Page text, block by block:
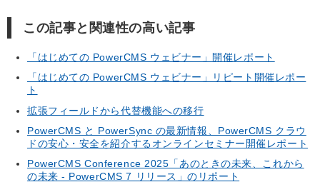
この記事と関連性の高い記事
「はじめての PowerCMS ウェビナー」開催レポート
「はじめての PowerCMS ウェビナー」リピート開催レポー
ト
拡張フィールドから代替機能への移行
PowerCMS と PowerSync の最新情報、PowerCMS クラウ
ドの安心・安全を紹介するオンラインセミナー開催レポート
PowerCMS Conference 2025「あのときの未来、これから
の未来 - PowerCMS 7 リリース」のリポート